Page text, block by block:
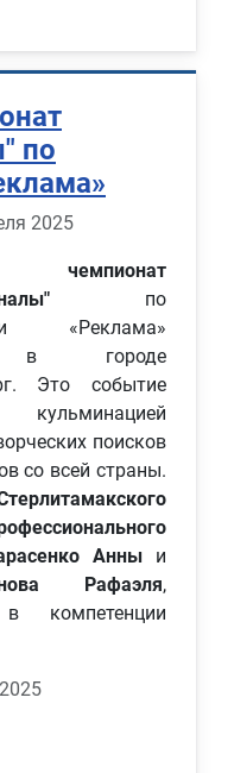
по
2025
чемпионат
по
«Реклама»
в городе
Это событие
поисков
со всей страны.
Анны и
Рафаэля,
компетенции